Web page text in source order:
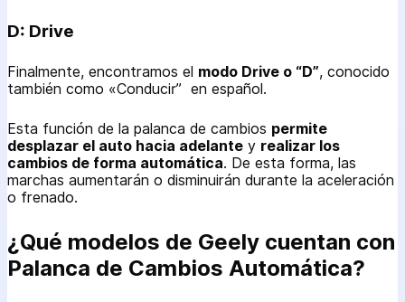
D: Drive
Finalmente, encontramos el modo Drive o “D”, conocido
también como «Conducir” en español.
Esta función de la palanca de cambios permite
desplazar el auto hacia adelante y realizar los
cambios de forma automática. De esta forma, las
marchas aumentarán o disminuirán durante la aceleración
o frenado.
¿Qué modelos de Geely cuentan con
Palanca de Cambios Automática?